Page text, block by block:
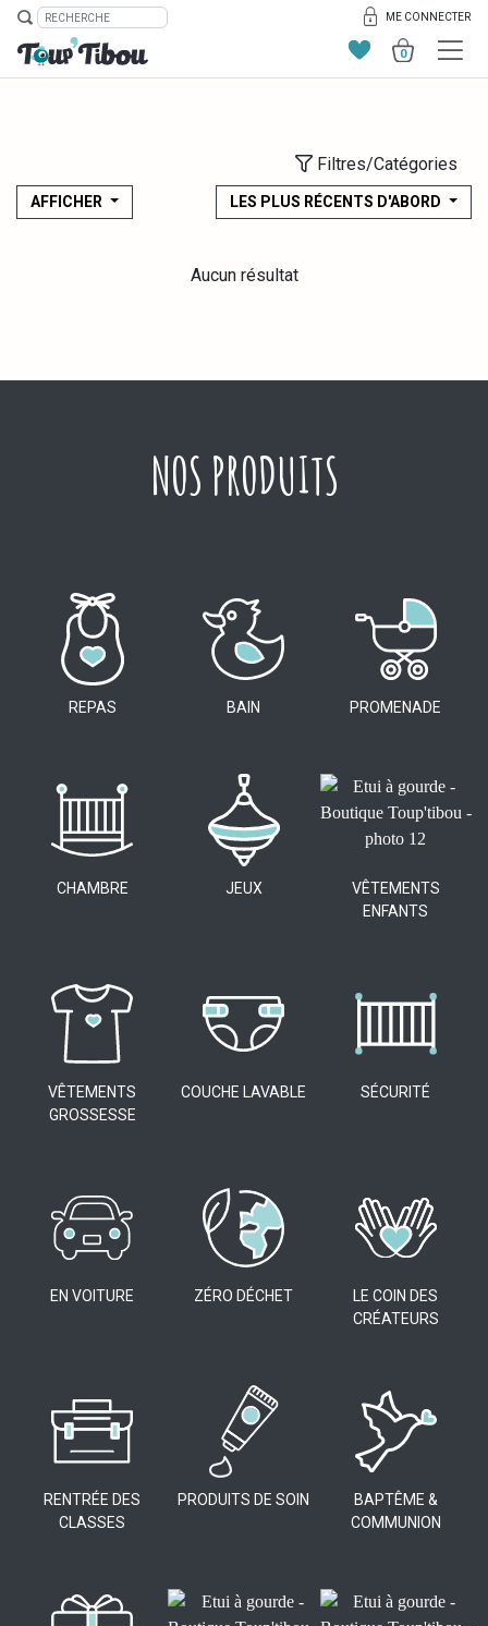
ME CONNECTER
0
Filtres/Catégories
AFFICHER LES PLUS RÉCENTS D'ABORD
Aucun résultat
NOS PRODUITS
REPAS BAIN PROMENADE
CHAMBRE JEUX
VÊTEMENTS
ENFANTS
VÊTEMENTS
GROSSESSE
COUCHE LAVABLE SÉCURITÉ
EN VOITURE ZÉRO DÉCHET
LE COIN DES
CRÉATEURS
RENTRÉE DES
CLASSES
PRODUITS DE SOIN
BAPTÊME &
COMMUNION